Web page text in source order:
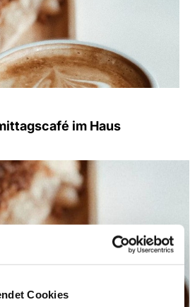
Cookies
im Haus